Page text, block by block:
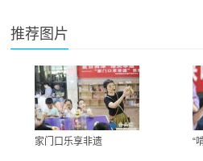
推荐图片
家门口乐享非遗 “